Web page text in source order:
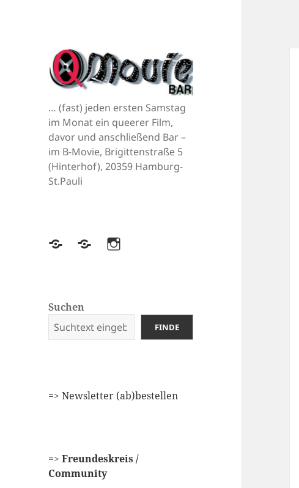
… (fast) jeden ersten Samstag
im Monat ein queerer Film,
davor und anschließend Bar –
im B-Movie, Brigittenstraße 5
(Hinterhof), 20359 Hamburg-
St.Pauli
BlueskyMastodonInstagram
Suchen
FINDE
=> Newsletter (ab)bestellen
=>Freundeskreis /
Community